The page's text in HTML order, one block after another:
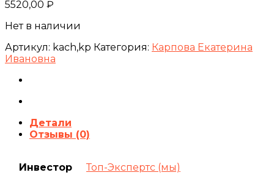
5520,00 ₽
Нет в наличии
Артикул: kach,kp Категория: Карпова Екатерина
Ивановна
Детали
Отзывы (0)
Инвестор Топ-Экспертс (мы)